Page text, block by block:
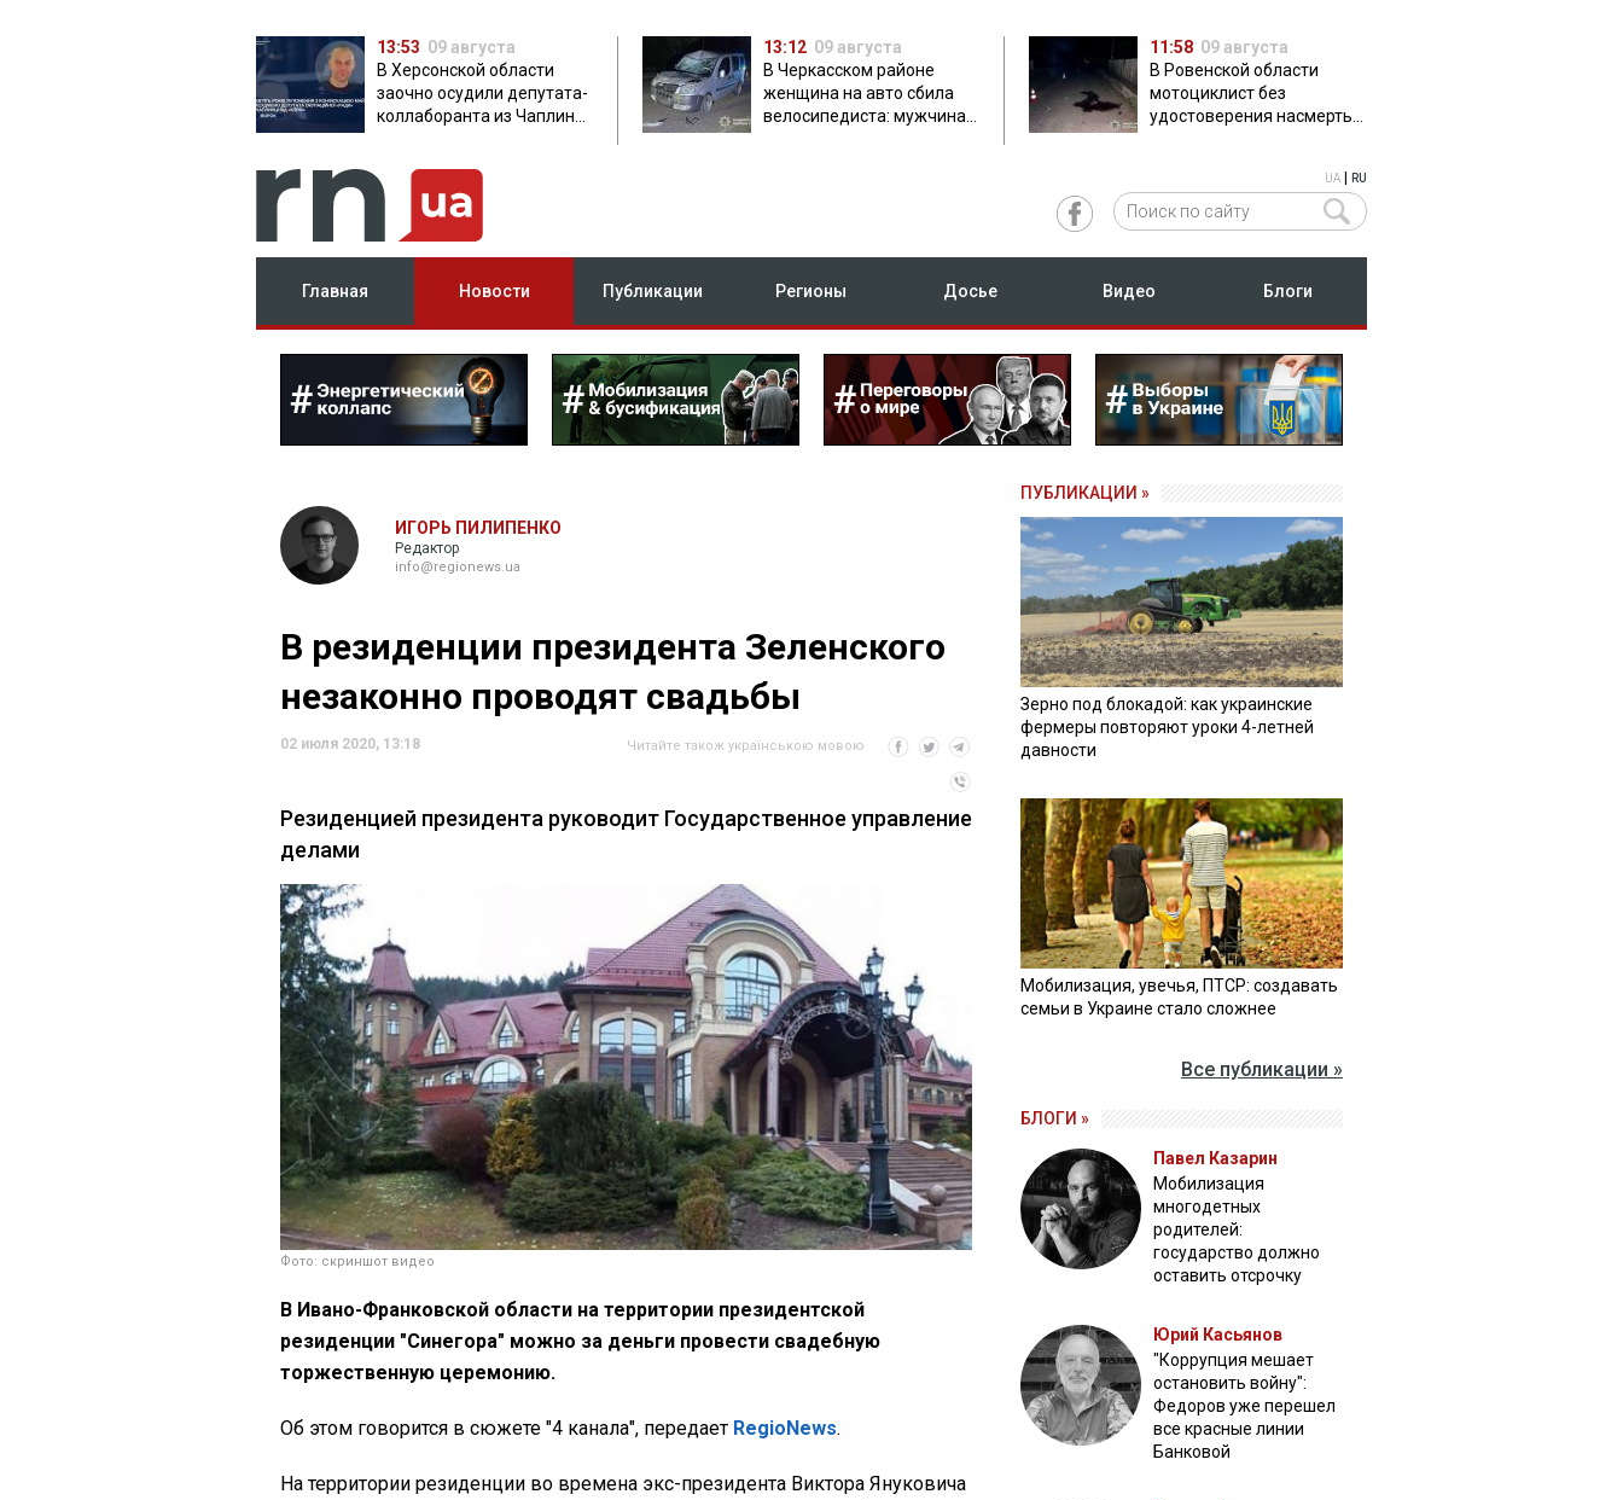
13:53 09 августа
В Херсонской области
заочно осудили депутата-
коллаборанта из Чаплинки
13:12 09 августа
В Черкасском районе
женщина на авто сбила
велосипедиста: мужчина
11:58 09 августа
В Ровенской области
мотоциклист без
удостоверения насмерть
UA RU
Главная Новости Публикации Регионы Досье Видео Блоги
ИГОРЬ ПИЛИПЕНКО
Редактор
info@regionews.ua
В резиденции президента Зеленского
незаконно проводят свадьбы
02 июля 2020, 13:18 Читайте також українською мовою
Резиденцией президента руководит Государственное управление
делами
Фото: скриншот видео
В Ивано-Франковской области на территории президентской
резиденции "Синегора" можно за деньги провести свадебную
торжественную церемонию.
Об этом говорится в сюжете "4 канала", передает RegioNews.
На территории резиденции во времена экс-президента Виктора Януковича
ПУБЛИКАЦИИ »
Зерно под блокадой: как украинские
фермеры повторяют уроки 4-летней
давности
Мобилизация, увечья, ПТСР: создавать
семьи в Украине стало сложнее
Все публикации »
БЛОГИ »
Павел Казарин
Мобилизация
многодетных
родителей:
государство должно
оставить отсрочку
Юрий Касьянов
"Коррупция мешает
остановить войну":
Федоров уже перешел
все красные линии
Банковой